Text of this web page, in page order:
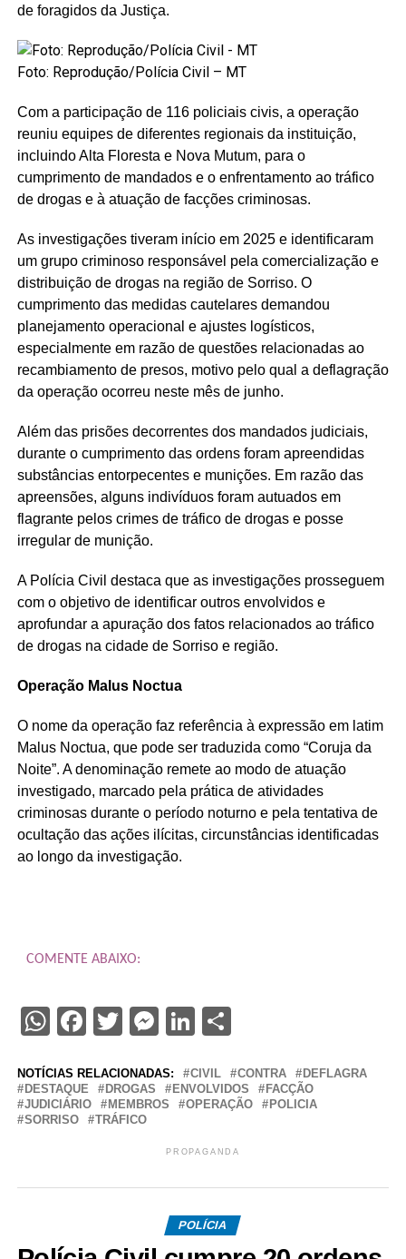
de foragidos da Justiça.
Foto: Reprodução/Polícia Civil – MT
Com a participação de 116 policiais civis, a operação
reuniu equipes de diferentes regionais da instituição,
incluindo Alta Floresta e Nova Mutum, para o
cumprimento de mandados e o enfrentamento ao tráfico
de drogas e à atuação de facções criminosas.
As investigações tiveram início em 2025 e identificaram
um grupo criminoso responsável pela comercialização e
distribuição de drogas na região de Sorriso. O
cumprimento das medidas cautelares demandou
planejamento operacional e ajustes logísticos,
especialmente em razão de questões relacionadas ao
recambiamento de presos, motivo pelo qual a deflagração
da operação ocorreu neste mês de junho.
Além das prisões decorrentes dos mandados judiciais,
durante o cumprimento das ordens foram apreendidas
substâncias entorpecentes e munições. Em razão das
apreensões, alguns indivíduos foram autuados em
flagrante pelos crimes de tráfico de drogas e posse
irregular de munição.
A Polícia Civil destaca que as investigações prosseguem
com o objetivo de identificar outros envolvidos e
aprofundar a apuração dos fatos relacionados ao tráfico
de drogas na cidade de Sorriso e região.
Operação Malus Noctua
O nome da operação faz referência à expressão em latim
Malus Noctua, que pode ser traduzida como “Coruja da
Noite”. A denominação remete ao modo de atuação
investigado, marcado pela prática de atividades
criminosas durante o período noturno e pela tentativa de
ocultação das ações ilícitas, circunstâncias identificadas
ao longo da investigação.
COMENTE ABAIXO:
WhatsApp
Facebook
Twitter
Messenger
LinkedIn
Share
NOTÍCIAS RELACIONADAS: CIVIL CONTRA
DEFLAGRA
DESTAQUE
DROGAS ENVOLVIDOS
FACÇÃO
JUDICIÁRIO
MEMBROS OPERAÇÃO
POLICIA
SORRISO
TRÁFICO
PROPAGANDA
POLÍCIA